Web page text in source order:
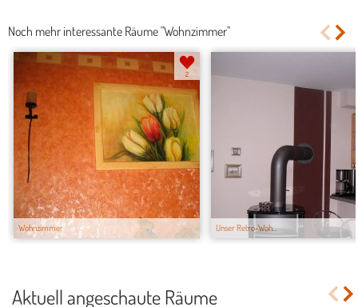
Noch mehr interessante Räume "Wohnzimmer"
Wohnzimmer
2
Unser Retro-Woh...
Aktuell angeschaute Räume